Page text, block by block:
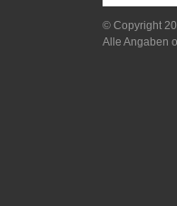
© Copyright
Alle Angaben